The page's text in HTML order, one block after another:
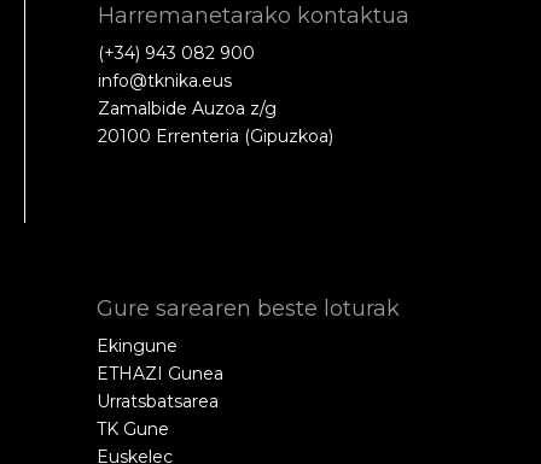
Harremanetarako kontaktua
(+34) 943 082 900
info@tknika.eus
Zamalbide Auzoa z/g
20100 Errenteria (Gipuzkoa)
Gure sarearen beste loturak
Ekingune
ETHAZI Gunea
Urratsbatsarea
TK Gune
Euskelec